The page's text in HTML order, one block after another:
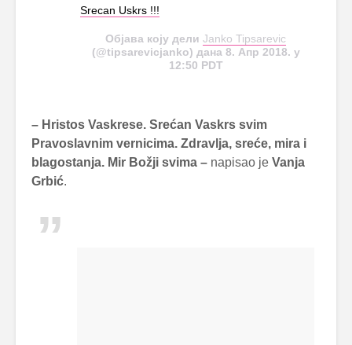
Srecan Uskrs !!!
Објава коју дели Janko Tipsarevic
(@tipsarevicjanko) дана 8. Апр 2018. у
12:50 PDT
– Hristos Vaskrese. Srećan Vaskrs svim
Pravoslavnim vernicima. Zdravlja, sreće, mira i
blagostanja. Mir Božji svima – napisao je Vanja
Grbić.